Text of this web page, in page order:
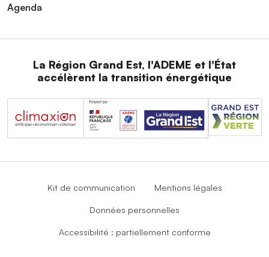
Agenda
La Région Grand Est, l'ADEME et l'État
accélèrent la transition énergétique
Kit de communication Mentions légales
Données personnelles
Accessibilité : partiellement conforme